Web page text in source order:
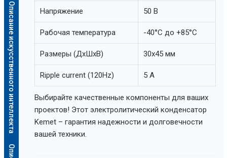
Описание искусственного интеллекта
Напряжение 50 В
Рабочая температура -40°C до +85°C
Размеры (ДхШхВ) 30x45 мм
Ripple current (120Hz) 5 А
Выбирайте качественные компоненты для ваших
проектов! Этот электролитический конденсатор
Kemet – гарантия надежности и долговечности
вашей техники.